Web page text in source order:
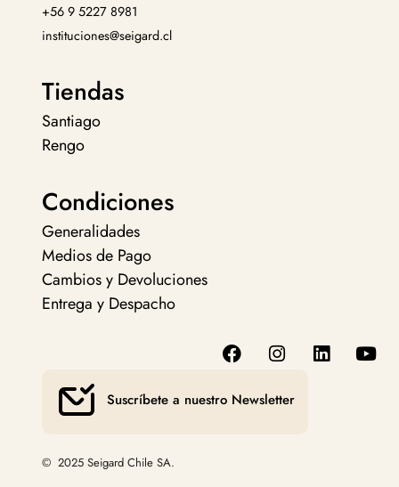
+56 9 5227 8981
instituciones@seigard.cl
Tiendas
Santiago
Rengo
Condiciones
Generalidades
Medios de Pago
Cambios y Devoluciones
Entrega y Despacho
Suscríbete a nuestro Newsletter
© 2025 Seigard Chile SA.